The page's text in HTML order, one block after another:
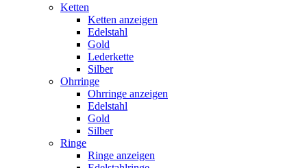
Ketten
Ketten anzeigen
Edelstahl
Gold
Lederkette
Silber
Ohrringe
Ohrringe anzeigen
Edelstahl
Gold
Silber
Ringe
Ringe anzeigen